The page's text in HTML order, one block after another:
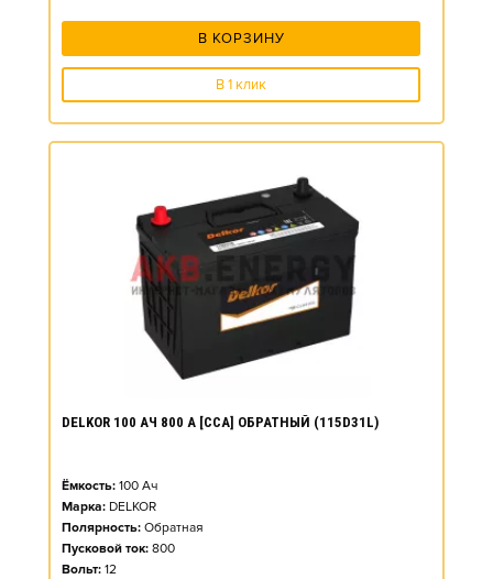
В КОРЗИНУ
В 1 клик
DELKOR 100 АЧ 800 А [CCA] ОБРАТНЫЙ (115D31L)
Ёмкость: 100 Ач
Марка: DELKOR
Полярность: Обратная
Пусковой ток: 800
Вольт: 12